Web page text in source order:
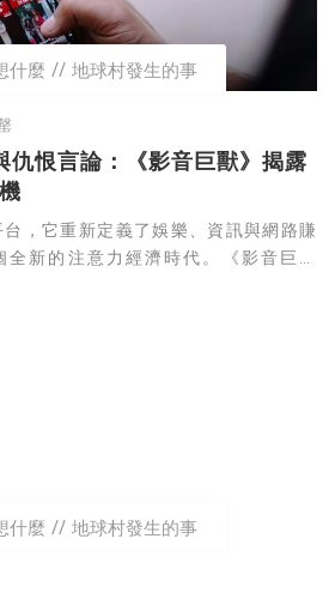
什麼 地球村發生的事
仇恨言論：《影音巨獸》揭露
，它重新定義了娛樂、資訊與網路賺
新的注意力經濟時代。《影音巨獸
什麼 地球村發生的事